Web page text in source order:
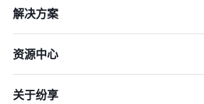
解决方案
资源中心
关于纷享